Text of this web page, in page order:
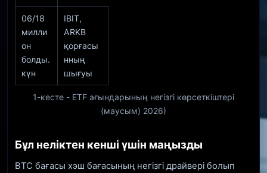
1-кесте - ETF ағындарының негізгі көрсеткіштері
(маусым) 2026)
06/18
милли
он
болды.
күн
IBIT,
ARKB
қорғасы
нның
шығуы
Бұл неліктен кенші үшін маңызды
BTC бағасы хэш бағасының негізгі драйвері болып